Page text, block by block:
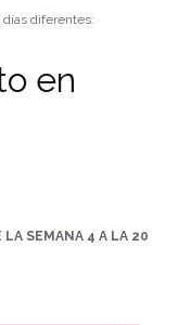
días diferentes:
en
LA SEMANA 4 A LA 20